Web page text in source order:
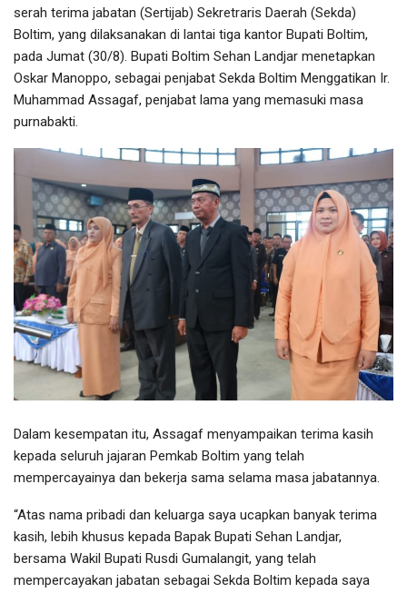
serah terima jabatan (Sertijab) Sekretraris Daerah (Sekda)
Boltim, yang dilaksanakan di lantai tiga kantor Bupati Boltim,
pada Jumat (30/8). Bupati Boltim Sehan Landjar menetapkan
Oskar Manoppo, sebagai penjabat Sekda Boltim Menggatikan Ir.
Muhammad Assagaf, penjabat lama yang memasuki masa
purnabakti.
Dalam kesempatan itu, Assagaf menyampaikan terima kasih
kepada seluruh jajaran Pemkab Boltim yang telah
mempercayainya dan bekerja sama selama masa jabatannya.
“Atas nama pribadi dan keluarga saya ucapkan banyak terima
kasih, lebih khusus kepada Bapak Bupati Sehan Landjar,
bersama Wakil Bupati Rusdi Gumalangit, yang telah
mempercayakan jabatan sebagai Sekda Boltim kepada saya